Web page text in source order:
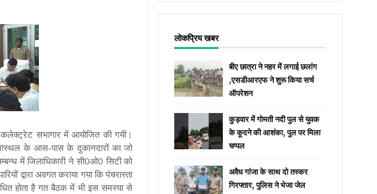
कलेक्ट्रेट सभागार में आयोजित की गयी।
के आस-पास के दुकानदारों का जो
में जिलाधिकारी ने सी0ओ0 सिटी को
द्वारा अवगत कराया गया कि पंचरास्ता
होता है गत बैठक में भी इस समस्या से
लोकप्रिय खबर
बीए छात्रा ने नहर में लगाई छलांग
,एसडीआरएफ ने शुरू किया सर्च
ऑपरेशन
कुड़वार में गोमती नदी पुल से युवक
के कूदने की आशंका, पुल पर मिला
चप्पल
अवैध गांजा के साथ दो तस्कर
गिरफ्तार, पुलिस ने भेजा जेल